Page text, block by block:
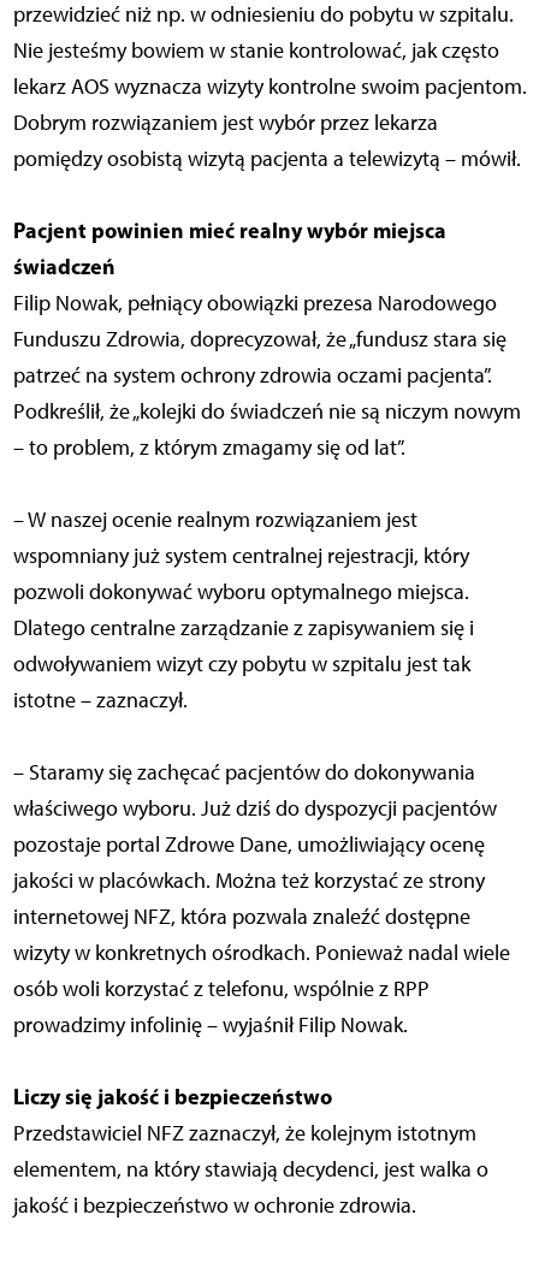
przewidzieć niż np. w odniesieniu do pobytu w szpitalu.
Nie jesteśmy bowiem w stanie kontrolować, jak często
lekarz AOS wyznacza wizyty kontrolne swoim pacjentom.
Dobrym rozwiązaniem jest wybór przez lekarza
pomiędzy osobistą wizytą pacjenta a telewizytą – mówił.
Pacjent powinien mieć realny wybór miejsca
świadczeń
Filip Nowak, pełniący obowiązki prezesa Narodowego
Funduszu Zdrowia, doprecyzował, że „fundusz stara się
patrzeć na system ochrony zdrowia oczami pacjenta”.
Podkreślił, że „kolejki do świadczeń nie są niczym nowym
– to problem, z którym zmagamy się od lat”.
– W naszej ocenie realnym rozwiązaniem jest
wspomniany już system centralnej rejestracji, który
pozwoli dokonywać wyboru optymalnego miejsca.
Dlatego centralne zarządzanie z zapisywaniem się i
odwoływaniem wizyt czy pobytu w szpitalu jest tak
istotne – zaznaczył.
– Staramy się zachęcać pacjentów do dokonywania
właściwego wyboru. Już dziś do dyspozycji pacjentów
pozostaje portal Zdrowe Dane, umożliwiający ocenę
jakości w placówkach. Można też korzystać ze strony
internetowej NFZ, która pozwala znaleźć dostępne
wizyty w konkretnych ośrodkach. Ponieważ nadal wiele
osób woli korzystać z telefonu, wspólnie z RPP
prowadzimy infolinię – wyjaśnił Filip Nowak.
Liczy się jakość i bezpieczeństwo
Przedstawiciel NFZ zaznaczył, że kolejnym istotnym
elementem, na który stawiają decydenci, jest walka o
jakość i bezpieczeństwo w ochronie zdrowia.